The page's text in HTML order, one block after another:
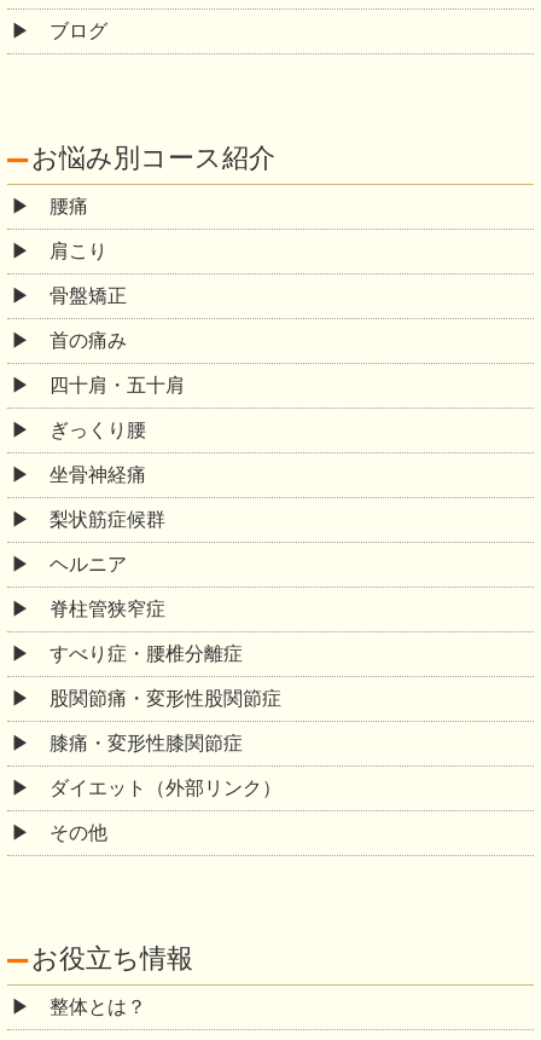
ブログ
お悩み別コース紹介
腰痛
肩こり
骨盤矯正
首の痛み
四十肩・五十肩
ぎっくり腰
坐骨神経痛
梨状筋症候群
ヘルニア
脊柱管狭窄症
すべり症・腰椎分離症
股関節痛・変形性股関節症
膝痛・変形性膝関節症
ダイエット（外部リンク）
その他
お役立ち情報
整体とは？